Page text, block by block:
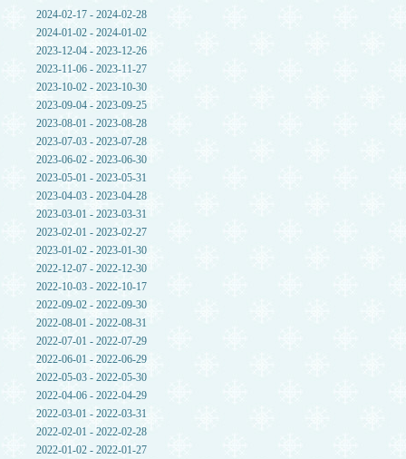
2024-02-17 - 2024-02-28
2024-01-02 - 2024-01-02
2023-12-04 - 2023-12-26
2023-11-06 - 2023-11-27
2023-10-02 - 2023-10-30
2023-09-04 - 2023-09-25
2023-08-01 - 2023-08-28
2023-07-03 - 2023-07-28
2023-06-02 - 2023-06-30
2023-05-01 - 2023-05-31
2023-04-03 - 2023-04-28
2023-03-01 - 2023-03-31
2023-02-01 - 2023-02-27
2023-01-02 - 2023-01-30
2022-12-07 - 2022-12-30
2022-10-03 - 2022-10-17
2022-09-02 - 2022-09-30
2022-08-01 - 2022-08-31
2022-07-01 - 2022-07-29
2022-06-01 - 2022-06-29
2022-05-03 - 2022-05-30
2022-04-06 - 2022-04-29
2022-03-01 - 2022-03-31
2022-02-01 - 2022-02-28
2022-01-02 - 2022-01-27